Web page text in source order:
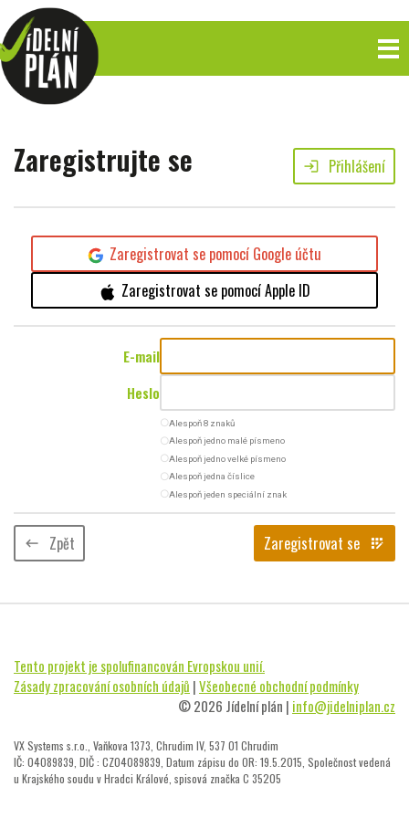
Zaregistrujte se login Přihlášení
Zaregistrovat se pomocí Google účtu
Zaregistrovat se pomocí Apple ID
E-mail
Heslo
radio_button_uncheckedAlespoň 8 znaků
radio_button_uncheckedAlespoň jedno malé písmeno
radio_button_uncheckedAlespoň jedno velké písmeno
radio_button_uncheckedAlespoň jedna číslice
radio_button_uncheckedAlespoň jeden speciální znak
keyboard_backspace Zpět Zaregistrovat se app_registration
Tento projekt je spolufinancován Evropskou unií.
Zásady zpracování osobních údajů |Všeobecné obchodní podmínky
© 2026 Jídelní plán | info@jidelniplan.cz
VX Systems s.r.o., Vaňkova 1373, Chrudim IV, 537 01 Chrudim
IČ: 04089839, DIČ : CZ04089839, Datum zápisu do OR: 19.5.2015, Společnost vedená
u Krajského soudu v Hradci Králové, spisová značka C 35205